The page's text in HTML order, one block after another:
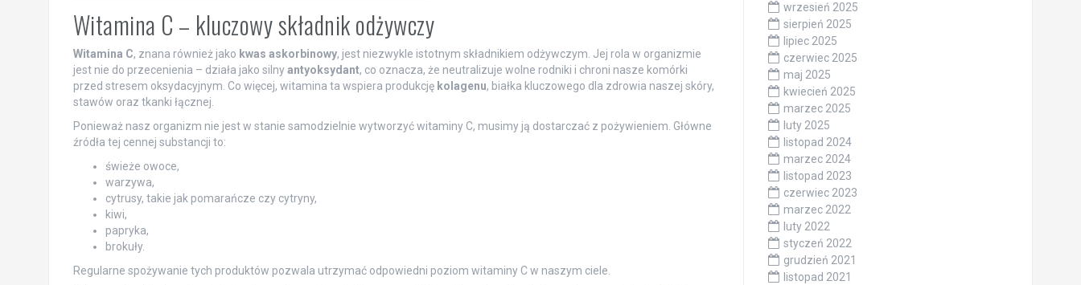
Witamina C – kluczowy składnik odżywczy
Witamina C, znana również jako kwas askorbinowy, jest niezwykle istotnym składnikiem odżywczym. Jej rola w organizmie
jest nie do przecenienia – działa jako silnyantyoksydant, co oznacza, że neutralizuje wolne rodniki i chroni nasze komórki
przed stresem oksydacyjnym. Co więcej, witamina ta wspiera produkcję kolagenu, białka kluczowego dla zdrowia naszej skóry,
stawów oraz tkanki łącznej.
Ponieważ nasz organizm nie jest w stanie samodzielnie wytworzyć witaminy C, musimy ją dostarczać z pożywieniem. Główne
źródła tej cennej substancji to:
świeże owoce,
warzywa,
cytrusy, takie jak pomarańcze czy cytryny,
kiwi,
papryka,
brokuły.
Regularne spożywanie tych produktów pozwala utrzymać odpowiedni poziom witaminy C w naszym ciele.
wrzesień 2025
sierpień 2025
lipiec 2025
czerwiec 2025
maj 2025
kwiecień 2025
marzec 2025
luty 2025
listopad 2024
marzec 2024
listopad 2023
czerwiec 2023
marzec 2022
luty 2022
styczeń 2022
grudzień 2021
listopad 2021